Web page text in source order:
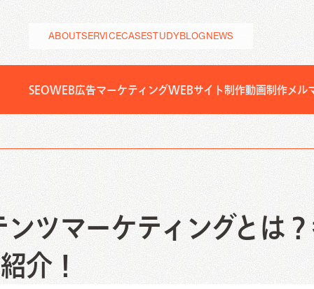
ABOUT SERVICECASESTUDY BLOG NEWS
Facebook広告運用代行
MA運用代行
サービス
Web広告
SEOWEB広告マーケティングWEBサイト制作動画制作メル
ツマーケティングとは
介！